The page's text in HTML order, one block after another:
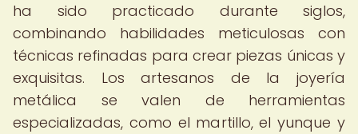
ha sido practicado durante siglos,
combinando habilidades meticulosas con
técnicas refinadas para crear piezas únicas y
exquisitas. Los artesanos de la joyería
metálica se valen de herramientas
especializadas, como el martillo, el yunque y